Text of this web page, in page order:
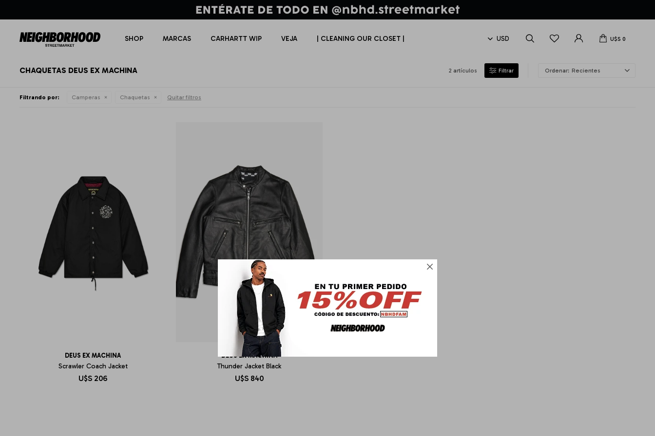

SHOP MARCAS CARHARTT WIP VEJA | CLEANING OUR CLOSET | U$S 0
CHAQUETAS DEUS EX MACHINA 2 artículos Recientes
Filtrando por: Camperas Chaquetas Quitar filtros
DEUS EX MACHINA
Scrawler Coach Jacket
U$S 206
DEUS EX MACHINA
Thunder Jacket Black
U$S 840